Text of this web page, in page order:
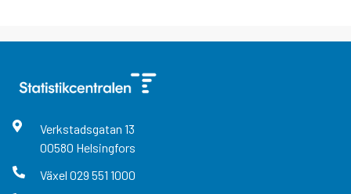
Verkstadsgatan 13
00580 Helsingfors
Växel 029 551 1000